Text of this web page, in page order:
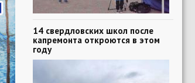
14 свердловских школ после
капремонта откроются в этом
году